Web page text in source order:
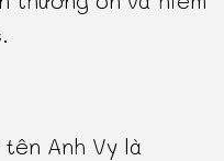
Anh Vy là